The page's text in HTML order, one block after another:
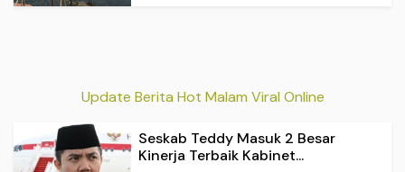
Update Berita Hot Malam Viral Online
Seskab Teddy Masuk 2 Besar
Kinerja Terbaik Kabinet...